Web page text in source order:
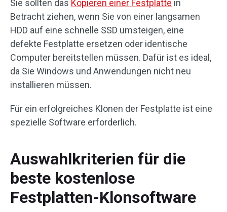
Sie sollten das Kopieren einer Festplatte in
Betracht ziehen, wenn Sie von einer langsamen
HDD auf eine schnelle SSD umsteigen, eine
defekte Festplatte ersetzen oder identische
Computer bereitstellen müssen. Dafür ist es ideal,
da Sie Windows und Anwendungen nicht neu
installieren müssen.
Für ein erfolgreiches Klonen der Festplatte ist eine
spezielle Software erforderlich.
Auswahlkriterien für die
beste kostenlose
Festplatten-Klonsoftware